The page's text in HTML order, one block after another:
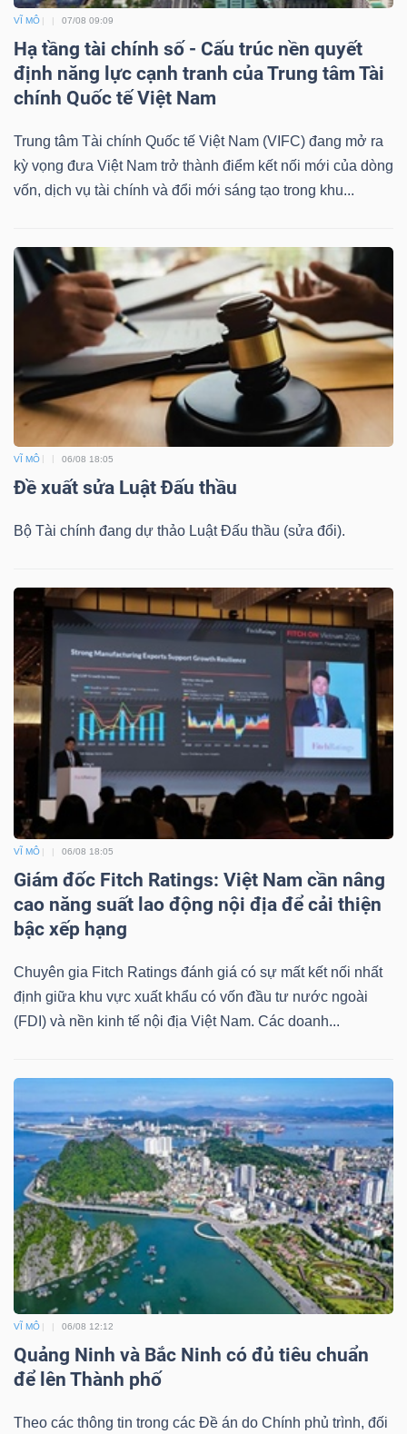
VĨ MÔ 07/08 09:09
Hạ tầng tài chính số - Cấu trúc nền quyết
định năng lực cạnh tranh của Trung tâm Tài
chính Quốc tế Việt Nam
Trung tâm Tài chính Quốc tế Việt Nam (VIFC) đang mở ra
kỳ vọng đưa Việt Nam trở thành điểm kết nối mới của dòng
vốn, dịch vụ tài chính và đổi mới sáng tạo trong khu...
VĨ MÔ 06/08 18:05
Đề xuất sửa Luật Đấu thầu
Bộ Tài chính đang dự thảo Luật Đấu thầu (sửa đổi).
VĨ MÔ 06/08 18:05
Giám đốc Fitch Ratings: Việt Nam cần nâng
cao năng suất lao động nội địa để cải thiện
bậc xếp hạng
Chuyên gia Fitch Ratings đánh giá có sự mất kết nối nhất
định giữa khu vực xuất khẩu có vốn đầu tư nước ngoài
(FDI) và nền kinh tế nội địa Việt Nam. Các doanh...
VĨ MÔ 06/08 12:12
Quảng Ninh và Bắc Ninh có đủ tiêu chuẩn
để lên Thành phố
Theo các thông tin trong các Đề án do Chính phủ trình, đối
SẢN
Mã
chứng
khoán
(-)
Tất cả Cổ phiếu Chỉ số Chứng chỉ quỹ Chứng
đạo
(-)
Tất cả Người nội bộ Người liên quan Cổ đông lớn
Tin
tức
(-)
Bài
của
(-)
Báo
cáo
phân
tích
(-)
Thuật
ngữ
(-)
Dịch
vụ
(-)
Sách
tài
chính
Công
đầu